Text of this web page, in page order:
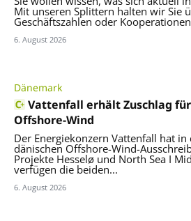
Mit unseren Splittern halten wir Sie
Geschäftszahlen oder
6. August 2026
Dänemark
Vattenfall erhält Zuschlag für
Offshore-Wind
Der Energiekonzern Vattenfall hat in
dänischen Offshore-Wind-
Projekte Hesselø und North Sea I
verfügen die beiden...
6. August 2026